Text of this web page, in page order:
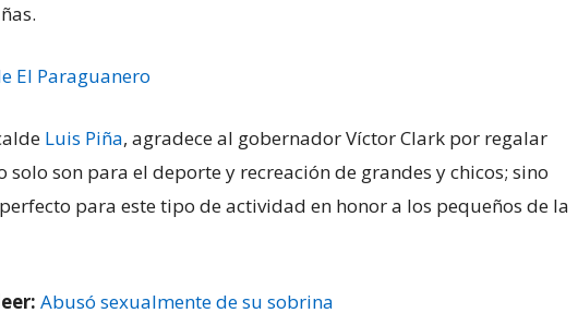
El Paraguanero
Luis Piña, agradece al gobernador Víctor Clark por regalar
solo son para el deporte y recreación de grandes y chicos; sino
para este tipo de actividad en honor a los pequeños de la
Abusó sexualmente de su sobrina